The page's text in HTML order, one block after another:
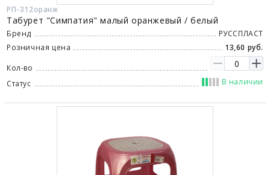
РП-312оранж
Табурет "Симпатия" малый оранжевый / белый
Бренд
РУССПЛАСТ
Розничная цена
13,60 руб.
Кол-во
Статус
В наличии